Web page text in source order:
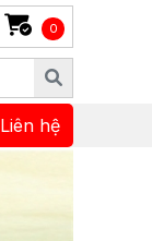
0
Liên hệ